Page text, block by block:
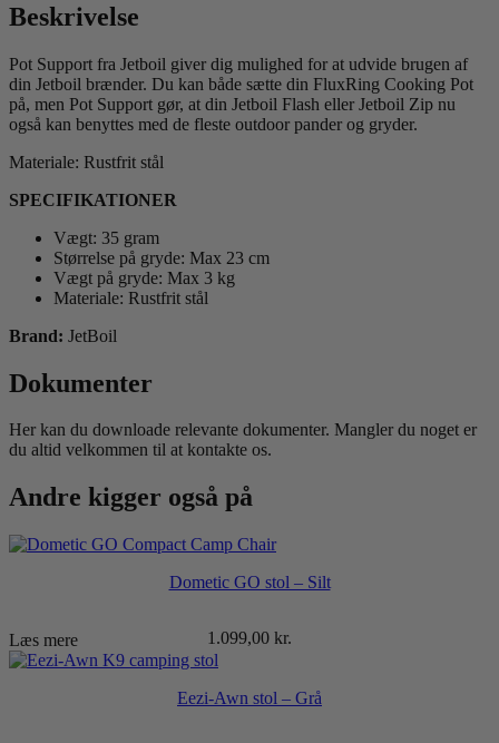
Beskrivelse
Pot Support fra Jetboil giver dig mulighed for at udvide brugen af
din Jetboil brænder. Du kan både sætte din FluxRing Cooking Pot
på, men Pot Support gør, at din Jetboil Flash eller Jetboil Zip nu
også kan benyttes med de fleste outdoor pander og gryder.
Materiale: Rustfrit stål
SPECIFIKATIONER
Vægt: 35 gram
Størrelse på gryde: Max 23 cm
Vægt på gryde: Max 3 kg
Materiale: Rustfrit stål
Brand: JetBoil
Dokumenter
Her kan du downloade relevante dokumenter. Mangler du noget er
du altid velkommen til at kontakte os.
Andre kigger også på
Dometic GO stol – Silt
1.099,00 kr.
Læs mere
Eezi-Awn stol – Grå